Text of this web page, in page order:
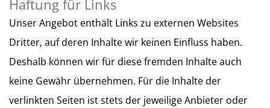
Haftung für Links
Unser Angebot enthält Links zu externen Websites
Dritter, auf deren Inhalte wir keinen Einfluss haben.
Deshalb können wir für diese fremden Inhalte auch
keine Gewähr übernehmen. Für die Inhalte der
verlinkten Seiten ist stets der jeweilige Anbieter oder